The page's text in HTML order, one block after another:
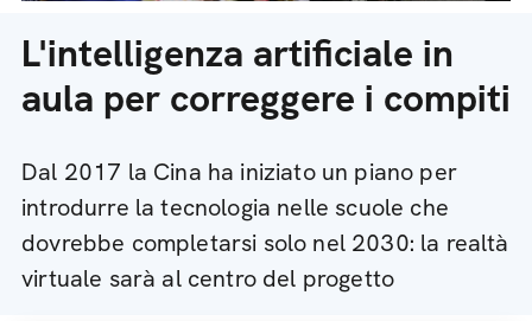
L'intelligenza artificiale in
aula per correggere i compiti
Dal 2017 la Cina ha iniziato un piano per
introdurre la tecnologia nelle scuole che
dovrebbe completarsi solo nel 2030: la realtà
virtuale sarà al centro del progetto